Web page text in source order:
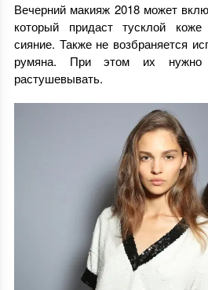
Вечерний макияж 2018 может
который придаст тусклой
сияние. Также не возбраняется
румяна. При этом их нужно
растушевывать.